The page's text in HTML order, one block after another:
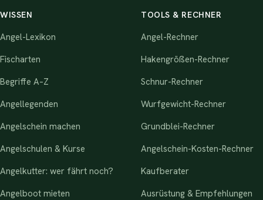
WISSEN
Angel-Lexikon
Fischarten
Begriffe A–Z
Angellegenden
Angelschein machen
Angelschulen & Kurse
Angelkutter: wer fährt noch?
Angelboot mieten
TOOLS & RECHNER
Angel-Rechner
Hakengrößen-Rechner
Schnur-Rechner
Wurfgewicht-Rechner
Grundblei-Rechner
Angelschein-Kosten-Rechner
Kaufberater
Ausrüstung & Empfehlungen